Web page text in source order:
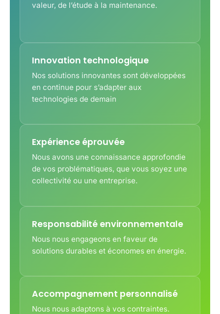
valeur, de l’étude à la maintenance.
Innovation technologique
Nos solutions innovantes sont développées
en continue pour s’adapter aux
technologies de demain
Expérience éprouvée
Nous avons une connaissance approfondie
de vos problématiques, que vous soyez une
collectivité ou une entreprise.
Responsabilité environnementale
Nous nous engageons en faveur de
solutions durables et économes en énergie.
Accompagnement personnalisé
Nous nous adaptons à vos contraintes.